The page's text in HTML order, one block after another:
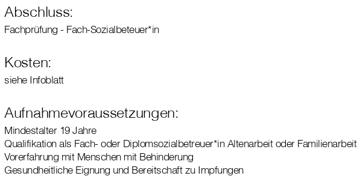
Abschluss:
Fachprüfung - Fach-Sozialbeteuer*in
Kosten:
siehe Infoblatt
Aufnahmevoraussetzungen:
Mindestalter 19 Jahre
Qualifikation als Fach- oder Diplomsozialbetreuer*in Altenarbeit oder Familienarbeit
Vorerfahrung mit Menschen mit Behinderung
Gesundheitliche Eignung und Bereitschaft zu Impfungen